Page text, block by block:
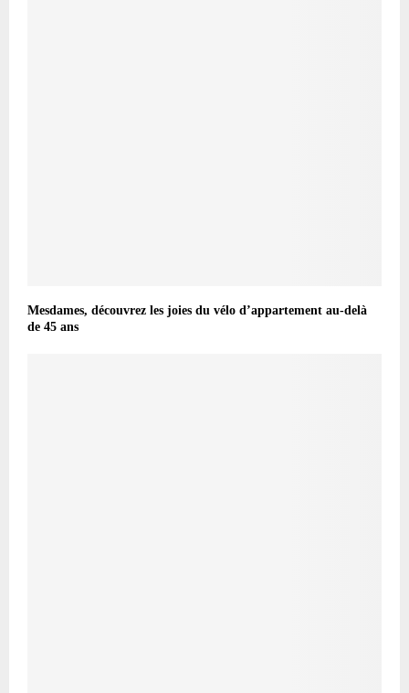
Mesdames, découvrez les joies du vélo d’appartement au-delà
de 45 ans